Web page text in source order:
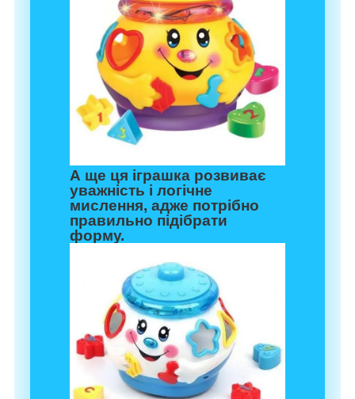
А ще ця іграшка розвиває
уважність і логічне
мислення, адже потрібно
правильно підібрати
форму.